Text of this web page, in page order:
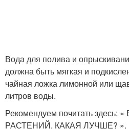
Вода для полива и
должна быть мягкая и
чайная ложка лимонной или
литров воды.
Рекомендуем почитать
РАСТЕНИЙ, КАКАЯ ЛУЧШЕ? ».